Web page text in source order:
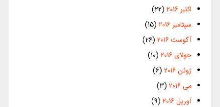
اکتبر 2016
(22)
سپتامبر 2016
(15)
آگوست 2016
(26)
جولای 2016
(10)
ژوئن 2016
(6)
می 2016
(3)
آوریل 2016
(9)